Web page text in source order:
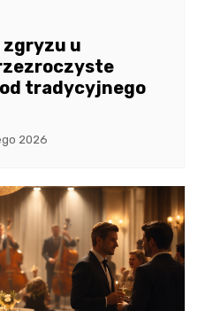
u
od tradycyjnego
2026